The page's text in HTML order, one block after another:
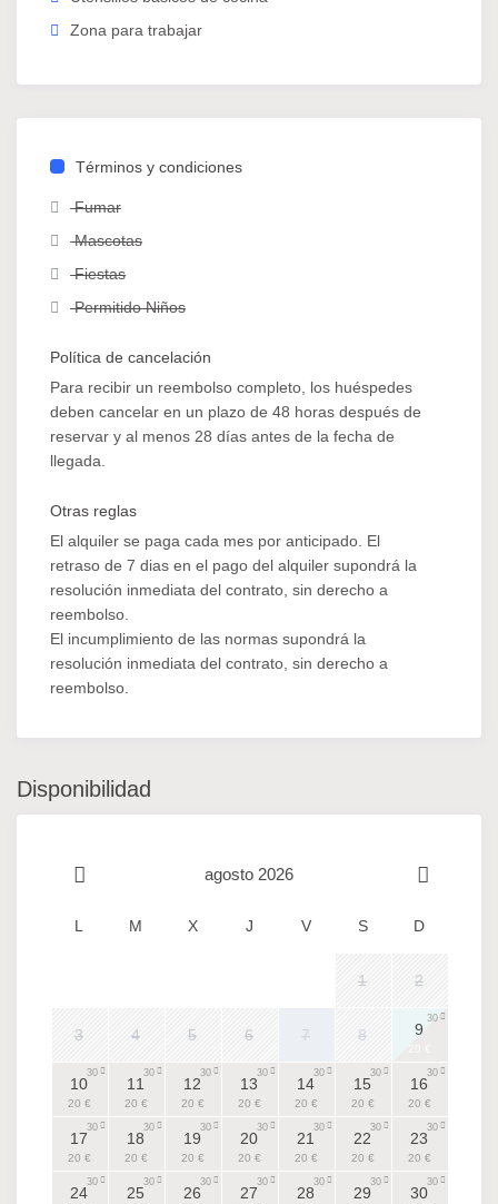
Zona para trabajar
Términos y condiciones
Fumar
Mascotas
Fiestas
Permitido Niños
Política de cancelación
Para recibir un reembolso completo, los huéspedes
deben cancelar en un plazo de 48 horas después de
reservar y al menos 28 días antes de la fecha de
llegada.
Otras reglas
El alquiler se paga cada mes por anticipado. El
retraso de 7 dias en el pago del alquiler supondrá la
resolución inmediata del contrato, sin derecho a
reembolso.
El incumplimiento de las normas supondrá la
resolución inmediata del contrato, sin derecho a
reembolso.
Disponibilidad
agosto 2026
L M X J V S D
1 2
3 4 5 6 7 8 9
30
10
20 €
30
11
20 €
30
12
20 €
30
13
20 €
30
14
20 €
30
15
20 €
30
16
20 €
30
17
20 €
30
18
20 €
30
19
20 €
30
20
20 €
30
21
20 €
30
22
20 €
30
23
20 €
30
24
30
25
30
26
30
27
30
28
30
29
30
30
30